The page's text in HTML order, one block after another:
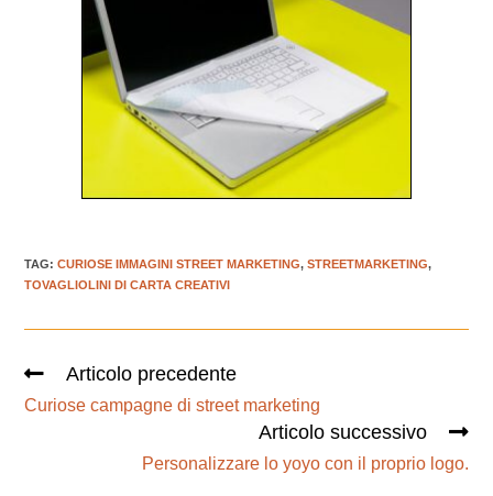
TAG:CURIOSE IMMAGINI STREET MARKETING, STREETMARKETING,
TOVAGLIOLINI DI CARTA CREATIVI
Articolo precedente
Curiose campagne di street marketing
Articolo successivo
Personalizzare lo yoyo con il proprio logo.